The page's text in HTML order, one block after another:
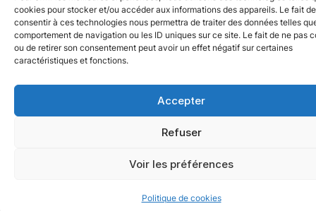
cookies pour stocker et/ou accéder aux informations des appareils. Le fait de
consentir à ces technologies nous permettra de traiter des données telles
comportement de navigation ou les ID uniques sur ce site. Le fait de ne pas
ou de retirer son consentement peut avoir un effet négatif sur certaines
caractéristiques et fonctions.
Accepter
Refuser
Voir les préférences
Politique de cookies